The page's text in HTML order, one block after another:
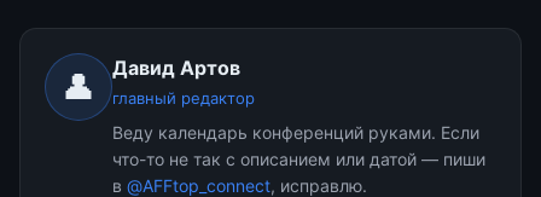
👤 Давид Артов
главный редактор
Веду календарь конференций руками. Если
что-то не так с описанием или датой — пиши
в @AFFtop_connect, исправлю.